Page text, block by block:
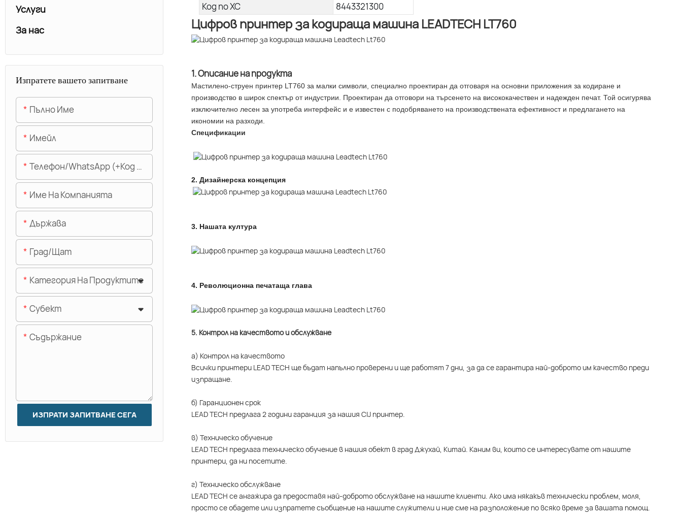
Код по ХС
8443321300
Цифров принтер за кодираща машина LEADTECH LT760
1. Описание на продукта
Мастилено-струен принтер LT760 за малки символи, специално проектиран да отговаря на основни приложения за кодиране и
производство в широк спектър от индустрии. Проектиран да отговори на търсенето на висококачествен и надежден печат. Той осигурява
изключително лесен за употреба интерфейс и е известен с подобряването на производствената ефективност и предлагането на
икономии на разходи.
Спецификации
2.Дизайнерска концепция
3. Нашата култура
4. Революционна печатаща глава
5. Контрол на качеството и обслужване
а) Контрол на качеството
Всички принтери LEAD TECH ще бъдат напълно проверени и ще работят 7 дни, за да се гарантира най-доброто им качество преди
изпращане.
б) Гаранционен срок
LEAD TECH предлага 2 години гаранция за нашия CIJ принтер.
в) Техническо обучение
LEAD TECH предлага техническо обучение в нашия обект в град Джухай, Китай. Каним ви, които се интересувате от нашите
принтери, да ни посетите.
г) Техническо обслужване
LEAD TECH се ангажира да предоставя най-доброто обслужване на нашите клиенти. Ако има някакъв технически проблем, моля,
просто се обадете или изпратете съобщение на нашите служители и ние сме на разположение по всяко време за вашата помощ.
Услуги
За нас
Изпратете вашето запитване
Пълно Име
Имейл
Телефон/WhatsApp (+Код На Областта)
Име На Компанията
Държава
Град/щат
Категория На Продуктите
Субект
Съдържание
ИЗПРАТИ ЗАПИТВАНЕ СЕГА